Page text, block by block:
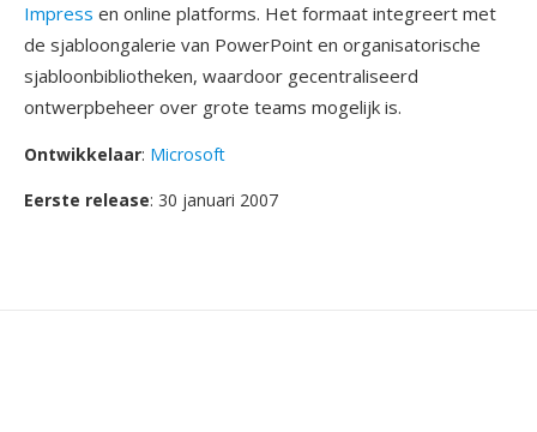
Impress en online platforms. Het formaat integreert met
de sjabloongalerie van PowerPoint en organisatorische
sjabloonbibliotheken, waardoor gecentraliseerd
ontwerpbeheer over grote teams mogelijk is.
Ontwikkelaar: Microsoft
Eerste release: 30 januari 2007